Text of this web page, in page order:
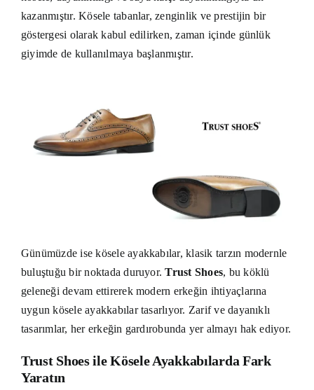
kazanmıştır. Kösele tabanlar, zenginlik ve prestijin bir
göstergesi olarak kabul edilirken, zaman içinde günlük
giyimde de kullanılmaya başlanmıştır.
Günümüzde ise kösele ayakkabılar, klasik tarzın modernle
buluştuğu bir noktada duruyor.Trust Shoes, bu köklü
geleneği devam ettirerek modern erkeğin ihtiyaçlarına
uygun kösele ayakkabılar tasarlıyor. Zarif ve dayanıklı
tasarımlar, her erkeğin gardırobunda yer almayı hak ediyor.
Trust Shoes ile Kösele Ayakkabılarda Fark
Yaratın